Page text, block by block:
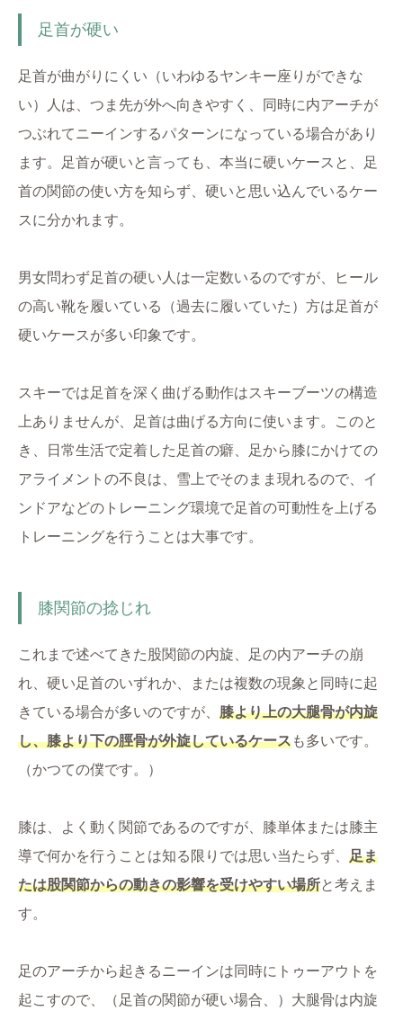
足首が硬い
足首が曲がりにくい（いわゆるヤンキー座りができな
い）人は、つま先が外へ向きやすく、同時に内アーチが
つぶれてニーインするパターンになっている場合があり
ます。足首が硬いと言っても、本当に硬いケースと、足
首の関節の使い方を知らず、硬いと思い込んでいるケー
スに分かれます。
男女問わず足首の硬い人は一定数いるのですが、ヒール
の高い靴を履いている（過去に履いていた）方は足首が
硬いケースが多い印象です。
スキーでは足首を深く曲げる動作はスキーブーツの構造
上ありませんが、足首は曲げる方向に使います。このと
き、日常生活で定着した足首の癖、足から膝にかけての
アライメントの不良は、雪上でそのまま現れるので、イ
ンドアなどのトレーニング環境で足首の可動性を上げる
トレーニングを行うことは大事です。
膝関節の捻じれ
これまで述べてきた股関節の内旋、足の内アーチの崩
れ、硬い足首のいずれか、または複数の現象と同時に起
きている場合が多いのですが、 膝より上の大腿骨が内旋
し、膝より下の脛骨が外旋しているケースも多いです。
（かつての僕です。）
膝は、よく動く関節であるのですが、膝単体または膝主
導で何かを行うことは知る限りでは思い当たらず、 足ま
たは股関節からの動きの影響を受けやすい場所と考えま
す。
足のアーチから起きるニーインは同時にトゥーアウトを
起こすので、（足首の関節が硬い場合、）大腿骨は内旋